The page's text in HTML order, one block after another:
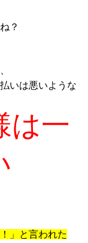
？
いは悪いような
は一
」と言われた